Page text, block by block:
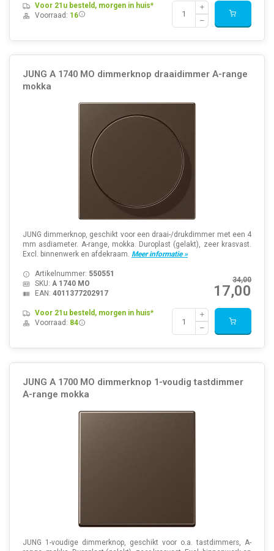
Voor 21u besteld, morgen in huis*
Voorraad: 16
JUNG A 1740 MO dimmerknop draaidimmer A-range
mokka
JUNG dimmerknop, geschikt voor een draai-/drukdimmer met een 4
mm asdiameter. A-range, mokka. Duroplast (gelakt), zeer krasvast.
Excl. binnenwerk en afdekraam. Meer informatie »
34,00
17,00
Artikelnummer: 550551
SKU: A 1740 MO
EAN: 4011377202917
Voor 21u besteld, morgen in huis*
Voorraad: 84
JUNG A 1700 MO dimmerknop 1-voudig tastdimmer
A-range mokka
JUNG 1-voudige dimmerknop, geschikt voor o.a. tastdimmers, A-